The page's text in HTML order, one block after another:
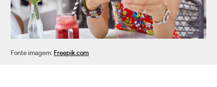
Fonte imagem: Freepik.com